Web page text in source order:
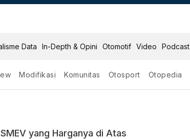
Data In-Depth & Opini Otomotif Video Podcast
Modifikasi Komunitas Otosport Otopedia
Smev Em 1
yang Harganya di Atas